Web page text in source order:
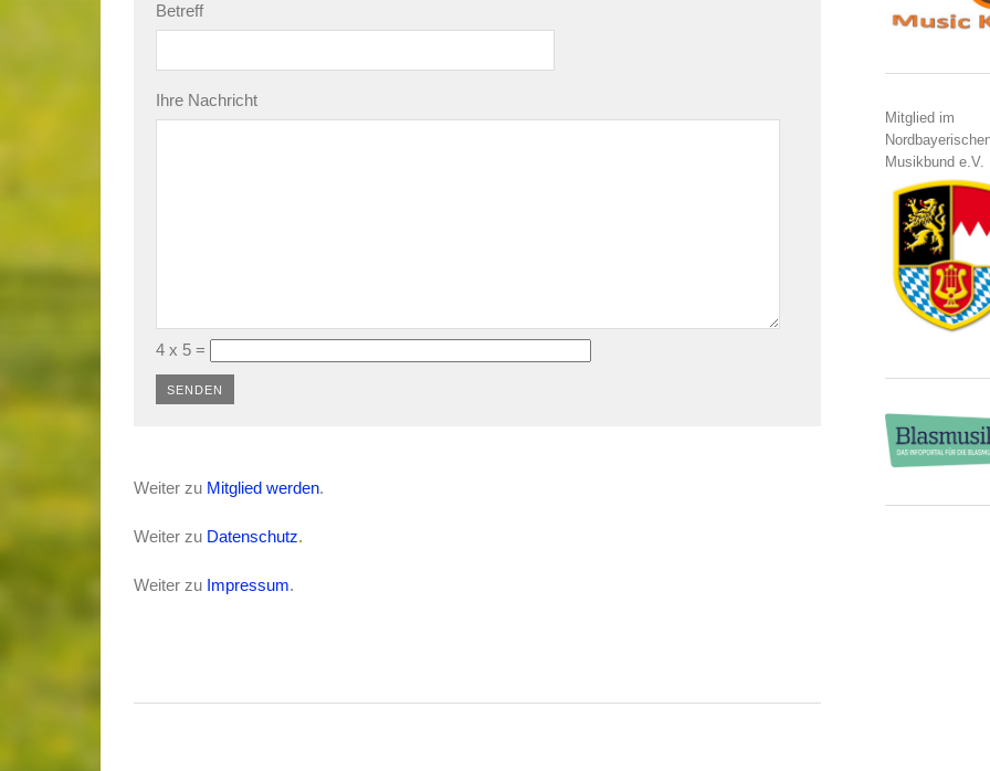
Betreff
Ihre Nachricht
4 x 5 =
Weiter zu Mitglied werden.
Weiter zu Datenschutz.
Weiter zu Impressum.
Mitglied im
Musikbund e.V.